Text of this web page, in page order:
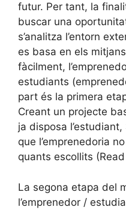
futur. Per tant, la
buscar una
s’analitza l’entorn
es basa en els
fàcilment,
estudiants
part és la primera
Creant un projecte
ja disposa
que l’emprenedoria
quants escollits (Read
La segona etapa del
l’emprenedor /